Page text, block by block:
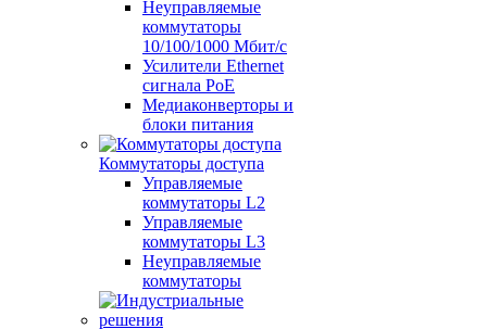
Неуправляемые
коммутаторы
10/100/1000 Мбит/с
Усилители Ethernet
сигнала PoE
Медиаконверторы и
блоки питания
Коммутаторы доступа
Управляемые
коммутаторы L2
Управляемые
коммутаторы L3
Неуправляемые
коммутаторы